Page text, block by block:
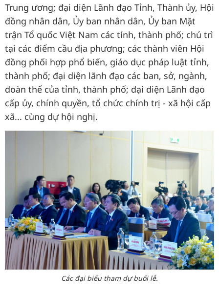
Trung ương; đại diện Lãnh đạo Tỉnh, Thành ủy, Hội
đồng nhân dân, Ủy ban nhân dân, Ủy ban Mặt
trận Tổ quốc Việt Nam các tỉnh, thành phố; chủ trì
tại các điểm cầu địa phương; các thành viên Hội
đồng phối hợp phổ biến, giáo dục pháp luật tỉnh,
thành phố; đại diện lãnh đạo các ban, sở, ngành,
đoàn thể của tỉnh, thành phố; đại diện Lãnh đạo
cấp ủy, chính quyền, tổ chức chính trị - xã hội cấp
xã... cùng dự hội nghị.
Các đại biểu tham dự buổi lễ.